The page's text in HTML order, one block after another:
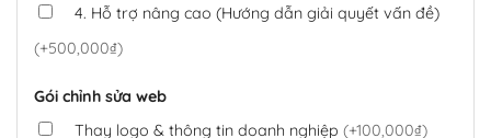
4. Hỗ trợ nâng cao (Hướng dẫn giải quyết vấn đề)
(+500,000₫)
Gói chỉnh sửa web
Thay logo & thông tin doanh nghiệp (+100,000₫)